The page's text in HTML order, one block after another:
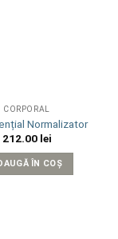
CORPORAL
Normalizator
212.00 lei
ÎN COȘ